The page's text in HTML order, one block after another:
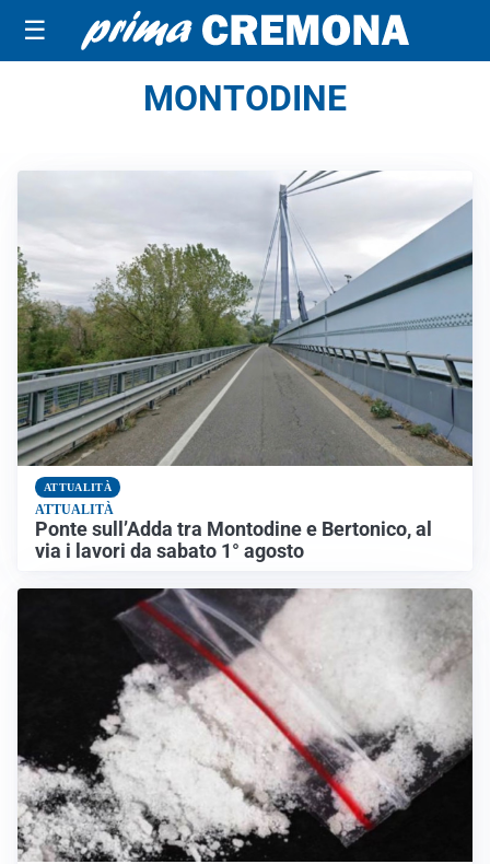
☰
MONTODINE
ATTUALITÀ
ATTUALITÀ
Ponte sull’Adda tra Montodine e Bertonico, al
via i lavori da sabato 1° agosto